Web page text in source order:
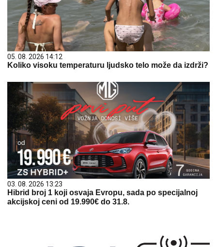
05. 08. 2026 14:12
Koliko visoku temperaturu ljudsko telo može da izdrži?
03. 08. 2026 13:23
Hibrid broj 1 koji osvaja Evropu, sada po specijalnoj
akcijskoj ceni od 19.990€ do 31.8.